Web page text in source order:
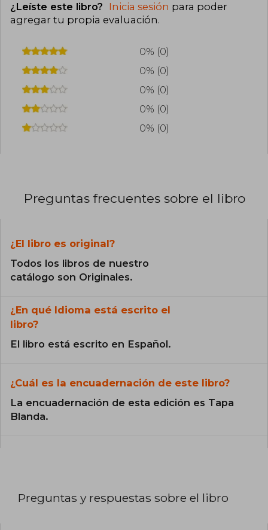
¿Leíste este libro? Inicia sesión para poder
agregar tu propia evaluación.
0% (0)
0% (0)
0% (0)
0% (0)
0% (0)
Preguntas frecuentes sobre el libro
¿El libro es original?
Todos los libros de nuestro
catálogo son Originales.
¿En qué Idioma está escrito el
libro?
El libro está escrito en Español.
¿Cuál es la encuadernación de este libro?
La encuadernación de esta edición es Tapa
Blanda.
Preguntas y respuestas sobre el libro